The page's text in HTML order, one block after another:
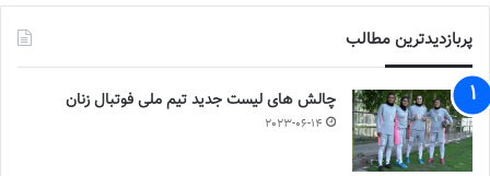
پربازدیدترین مطالب
چالش هاى ليست جدید تيم ملى فوتبال زنان
2023-06-14